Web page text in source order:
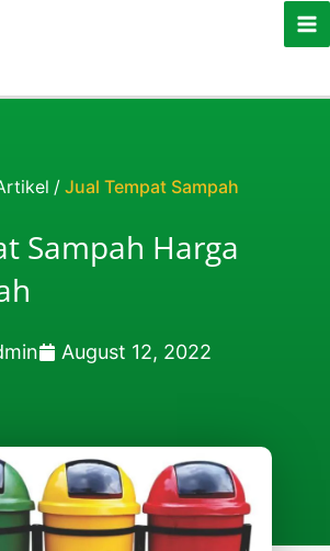
/ Jual Tempat Sampah
Sampah Harga
August 12, 2022